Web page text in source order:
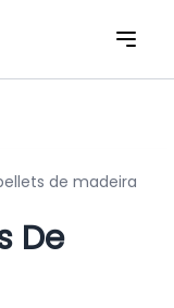
de madeira
De